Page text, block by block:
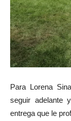
Para Lorena
seguir adelante
entrega que le